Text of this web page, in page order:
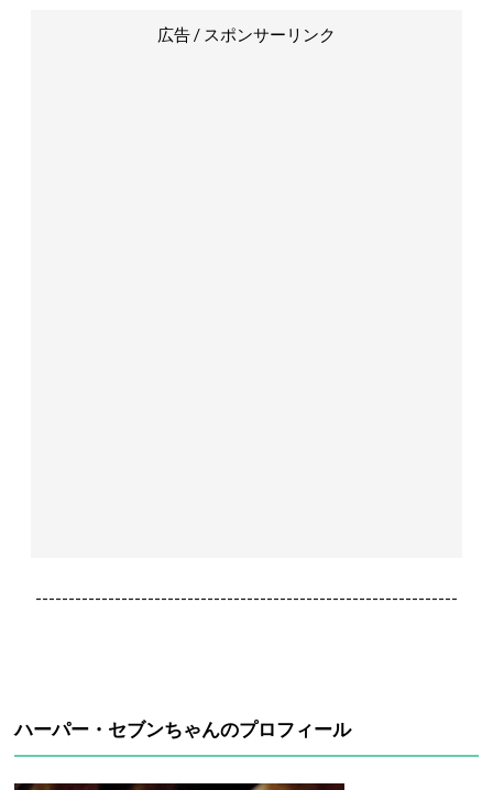
広告 / スポンサーリンク
----------------------------------------------------------------
ハーパー・セブンちゃんのプロフィール